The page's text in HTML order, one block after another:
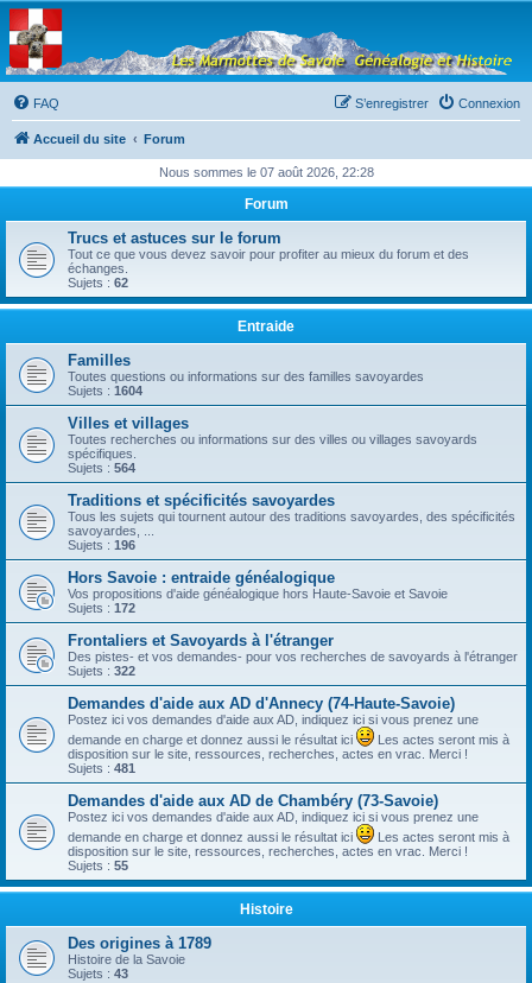
Les Marmottes de
Savoie
Forum d'entraide généalogique
FAQ
Connexion
S’enregistrer
Accueil du site Forum
Nous sommes le 07 août 2026, 22:28
Forum
Trucs et astuces sur le forum
Tout ce que vous devez savoir pour profiter au mieux du forum et des
échanges.
Sujets : 62
Entraide
Familles
Toutes questions ou informations sur des familles savoyardes
Sujets : 1604
Villes et villages
Toutes recherches ou informations sur des villes ou villages savoyards
spécifiques.
Sujets : 564
Traditions et spécificités savoyardes
Tous les sujets qui tournent autour des traditions savoyardes, des spécificités
savoyardes, ...
Sujets : 196
Hors Savoie : entraide généalogique
Vos propositions d'aide généalogique hors Haute-Savoie et Savoie
Sujets : 172
Frontaliers et Savoyards à l'étranger
Des pistes- et vos demandes- pour vos recherches de savoyards à l'étranger
Sujets : 322
Demandes d'aide aux AD d'Annecy (74-Haute-Savoie)
Postez ici vos demandes d'aide aux AD, indiquez ici si vous prenez une
demande en charge et donnez aussi le résultat ici
Les actes seront mis à
disposition sur le site, ressources, recherches, actes en vrac. Merci !
Sujets : 481
Demandes d'aide aux AD de Chambéry (73-Savoie)
Postez ici vos demandes d'aide aux AD, indiquez ici si vous prenez une
demande en charge et donnez aussi le résultat ici
Les actes seront mis à
disposition sur le site, ressources, recherches, actes en vrac. Merci !
Sujets : 55
Histoire
Des origines à 1789
Histoire de la Savoie
Sujets : 43